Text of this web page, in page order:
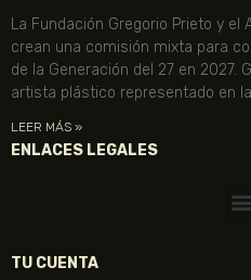
La Fundación Gregorio Prieto y el
crean una comisión mixta para
de la Generación del 27 en 2027.
artista plástico representado en
LEER MÁS »
ENLACES LEGALES
TU CUENTA